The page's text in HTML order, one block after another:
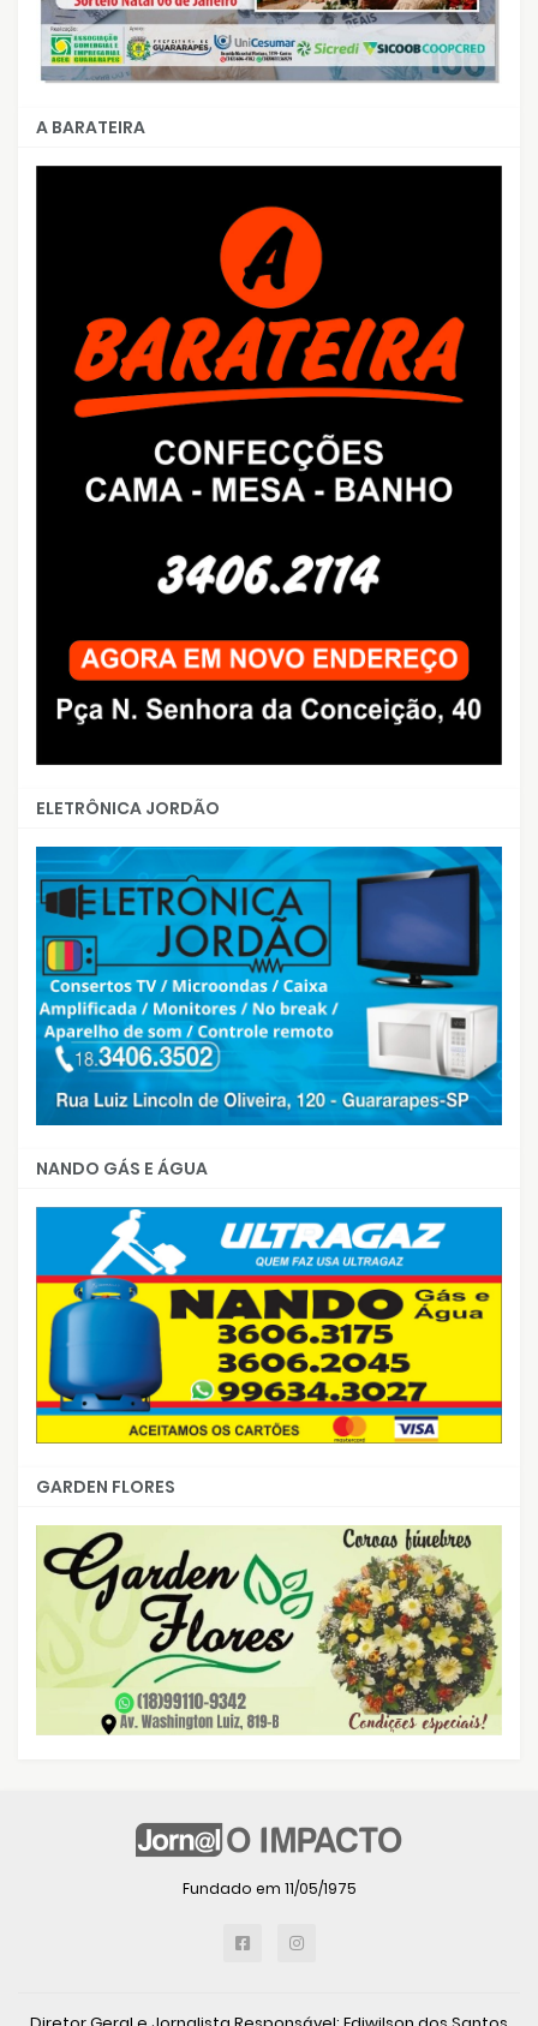
A BARATEIRA
ELETRÔNICA JORDÃO
NANDO GÁS E ÁGUA
GARDEN FLORES
Fundado em 11/05/1975